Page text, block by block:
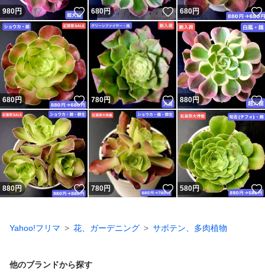
980円 いいね！
680円 いいね！
680円
680円 いいね！
780円 いいね！
880円
880円 いいね！
780円 いいね！
580円
Yahoo!フリマ 花、ガーデニング サボテン、多肉植物
他のブランドから探す